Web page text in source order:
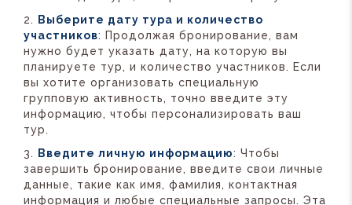
Выберите дату тура и количество
участников: Продолжая бронирование, вам
нужно будет указать дату, на которую вы
планируете тур, и количество участников. Если
вы хотите организовать специальную
групповую активность, точно введите эту
информацию, чтобы персонализировать ваш
тур.
Введите личную информацию: Чтобы
завершить бронирование, введите свои личные
данные, такие как имя, фамилия, контактная
информация и любые специальные запросы. Эта